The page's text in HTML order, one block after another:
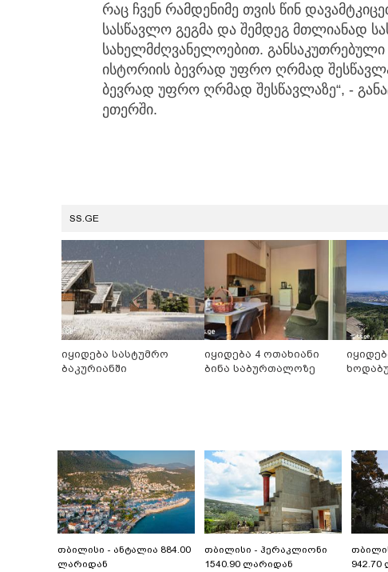
რაც ჩვენ რამდენიმე თვის წინ
სასწავლო გეგმა და შემდეგ მთლიანად
სახელმძღვანელოებით.
ისტორიის ბევრად უფრო ღრმად
ბევრად უფრო ღრმად შესწავლაზე“, -
ეთერში.
SS.GE
იყიდება სასტუმრო
ბაკურიანში
იყიდება 4 ოთახიანი
ბინა საბურთალოზე
თბილისი - ანტალია 884.00
ლარიდან
თბილისი - ჰერაკლიონი
1540.90 ლარიდან